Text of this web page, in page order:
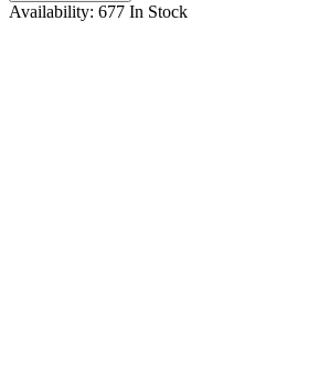
Availability: 677 In Stock